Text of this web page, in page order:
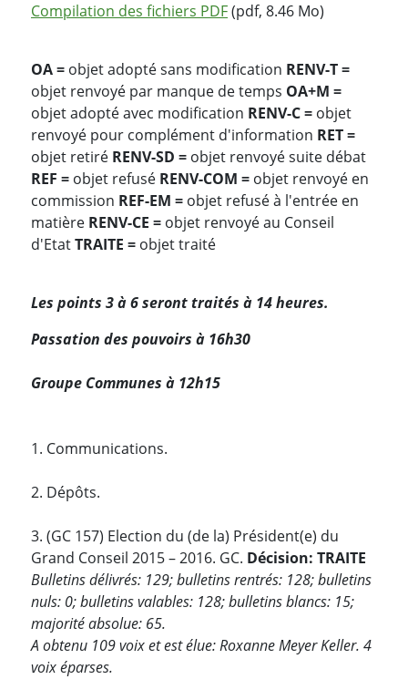
Compilation des fichiers PDF(pdf, 8.46 Mo)
OA = objet adopté sans modification RENV-T =
objet renvoyé par manque de temps OA+M =
objet adopté avec modification RENV-C = objet
renvoyé pour complément d'information RET =
objet retiré RENV-SD = objet renvoyé suite débat
REF = objet refusé RENV-COM = objet renvoyé en
commission REF-EM = objet refusé à l'entrée en
matière RENV-CE = objet renvoyé au Conseil
d'EtatTRAITE = objet traité
Les points 3 à 6 seront traités à 14 heures.
Passation des pouvoirs à 16h30
Groupe Communes à 12h15
1. Communications.
2. Dépôts.
3. (GC 157) Election du (de la) Président(e) du
Grand Conseil 2015 – 2016. GC. Décision: TRAITE
Bulletins délivrés: 129; bulletins rentrés: 128; bulletins
nuls: 0; bulletins valables: 128; bulletins blancs: 15;
majorité absolue: 65.
A obtenu 109 voix et est élue: Roxanne Meyer Keller. 4
voix éparses.